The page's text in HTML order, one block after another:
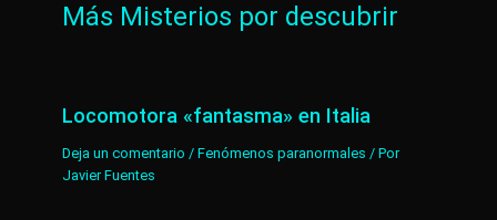
Más Misterios por descubrir
Locomotora «fantasma» en Italia
Deja un comentario /Fenómenos paranormales / Por
Javier Fuentes